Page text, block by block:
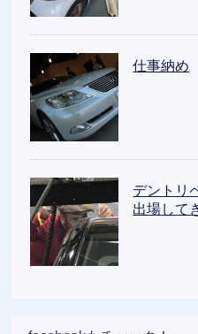
仕事納め
デントリ
出場して